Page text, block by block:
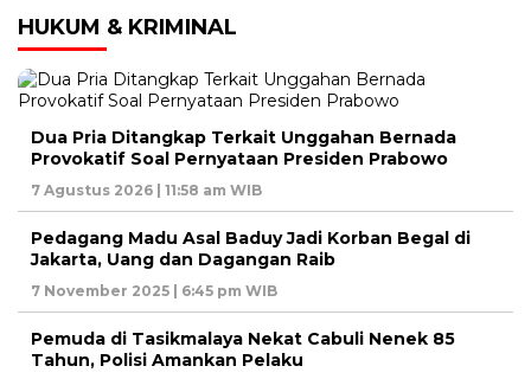
HUKUM & KRIMINAL
Dua Pria Ditangkap Terkait Unggahan Bernada
Provokatif Soal Pernyataan Presiden Prabowo
7 Agustus 2026 | 11:58 am WIB
Pedagang Madu Asal Baduy Jadi Korban Begal di
Jakarta, Uang dan Dagangan Raib
7 November 2025 | 6:45 pm WIB
Pemuda di Tasikmalaya Nekat Cabuli Nenek 85
Tahun, Polisi Amankan Pelaku